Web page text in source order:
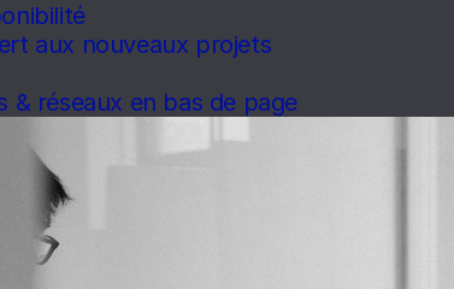
aux nouveaux projets
& réseaux en bas de page